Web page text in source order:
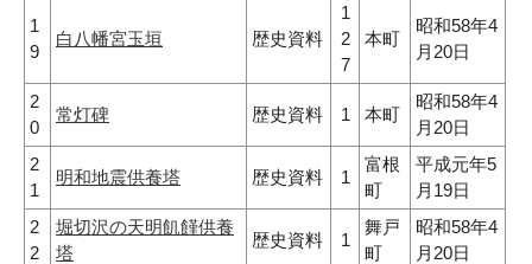
1
9
白八幡宮玉垣 歴史資料
1
2
7
本町
昭和58年4
月20日
2
0
常灯碑 歴史資料 1 本町
昭和58年4
月20日
2
1
明和地震供養塔 歴史資料 1
富根
町
平成元年5
月19日
2
2
堀切沢の天明飢饉供養
塔
歴史資料 1
舞戸
町
昭和58年4
月20日